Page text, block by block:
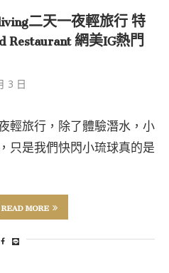
二天一夜輕旅行 特
網美IG熱門
3 日
輕旅行，除了體驗潛水，小
只是我們快閃小琉球真的是
MORE